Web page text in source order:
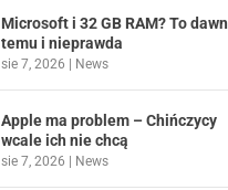
Microsoft i 32 GB RAM? To
temu i nieprawda
sie 7, 2026 | News
Apple ma problem – Chińczycy
wcale ich nie chcą
sie 7, 2026 | News